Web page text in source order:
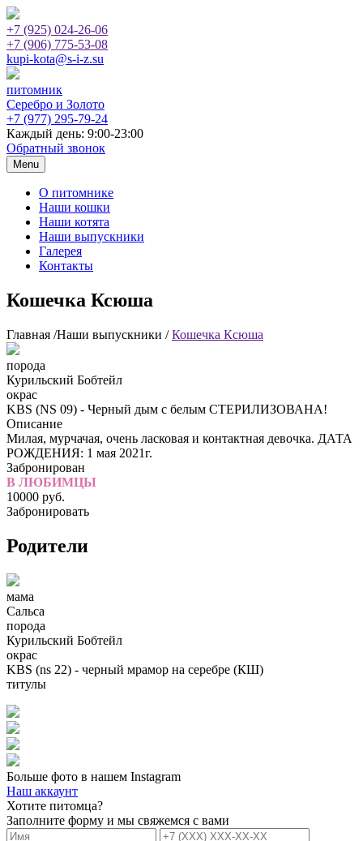
+7 (925) 024-26-06
+7 (906) 775-53-08
kupi-kota@s-i-z.su
питомник
Серебро и Золото
+7 (977) 295-79-24
Каждый день: 9:00-23:00
Обратный звонок
Menu
О питомнике
Наши кошки
Наши котята
Наши выпускники
Галерея
Контакты
Кошечка Ксюша
Главная /Наши выпускники /Кошечка Ксюша
порода
Курильский Бобтейл
окрас
KBS (NS 09) - Черный дым с белым СТЕРИЛИЗОВАНА!
Описание
Милая, мурчачая, очень ласковая и контактная девочка. ДАТА
РОЖДЕНИЯ: 1 мая 2021г.
Забронирован
В ЛЮБИМЦЫ
10000 руб.
Забронировать
Родители
мама
Сальса
порода
Курильский Бобтейл
окрас
KBS (ns 22) - черный мрамор на серебре (КШ)
титулы
Больше фото в нашем Instagram
Наш аккаунт
Хотите питомца?
Заполните форму и мы свяжемся с вами